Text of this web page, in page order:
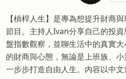
【槓桿人生】是專為想提升財商
節目。主持人Ivan分享自己的投
盤指數觀察，並聊生活中的真實
的財商與心態，無論是上班族、
一步步打造自由人生。內容以中文